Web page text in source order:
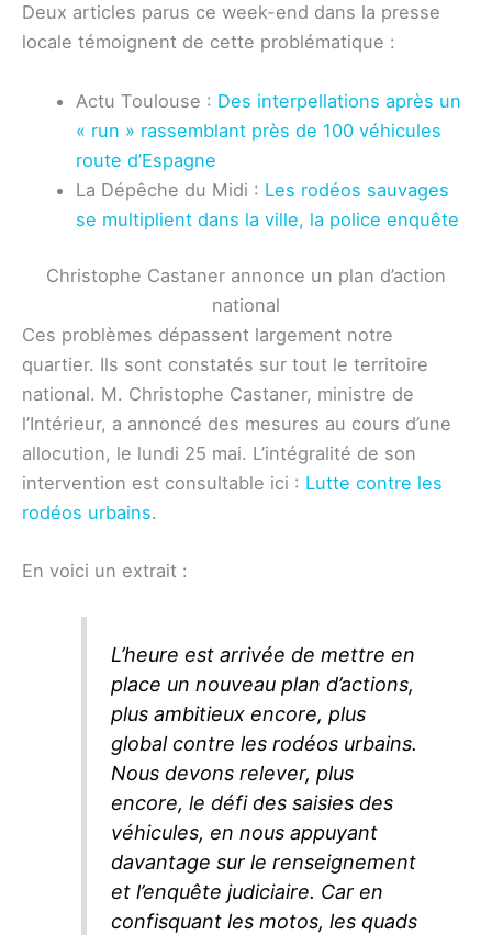
Deux articles parus ce week-end dans la presse
locale témoignent de cette problématique :
Actu Toulouse : Des interpellations après un
« run » rassemblant près de 100 véhicules
route d’Espagne
La Dépêche du Midi : Les rodéos sauvages
se multiplient dans la ville, la police enquête
Christophe Castaner annonce un plan d’action
national
Ces problèmes dépassent largement notre
quartier. Ils sont constatés sur tout le territoire
national. M. Christophe Castaner, ministre de
l’Intérieur, a annoncé des mesures au cours d’une
allocution, le lundi 25 mai. L’intégralité de son
intervention est consultable ici : Lutte contre les
rodéos urbains.
En voici un extrait :
L’heure est arrivée de mettre en
place un nouveau plan d’actions,
plus ambitieux encore, plus
global contre les rodéos urbains.
Nous devons relever, plus
encore, le défi des saisies des
véhicules, en nous appuyant
davantage sur le renseignement
et l’enquête judiciaire. Car en
confisquant les motos, les quads